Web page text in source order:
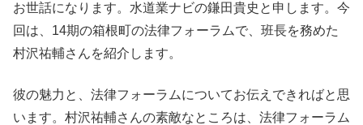
お世話になります。水道業ナビの鎌田貴史と申します。今
回は、14期の箱根町の法律フォーラムで、班長を務めた
村沢祐輔さんを紹介します。
彼の魅力と、法律フォーラムについてお伝えできればと思
います。村沢祐輔さんの素敵なところは、法律フォーラム